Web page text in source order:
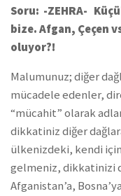
Soru: -ZEHRA-
bize. Afgan, Çeçen
oluyor?!
Malumunuz; diğer
mücadele edenler,
“mücahit” olarak
dikkatiniz diğer
ülkenizdeki, kendi
gelmeniz, dikkatinizi
Afganistan’a,